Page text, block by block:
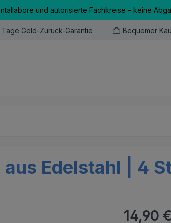
und autorisierte Fachkreise – keine
Tage Geld-Zurück-Garantie Bequemer
Edelstahl | 4
Regulärer
14,90 €